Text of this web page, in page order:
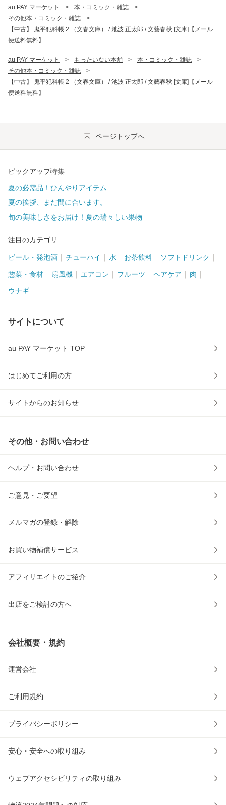
au PAY マーケット > 本・コミック・雑誌
>
その他本・コミック・雑誌
>
【中古】 鬼平犯科帳 2 （文春文庫） / 池波 正太郎 / 文藝春秋 [文庫]【メール
便送料無料】
au PAY マーケット > もったいない本舗 > 本・コミック・雑誌
>
その他本・コミック・雑誌
>
【中古】 鬼平犯科帳 2 （文春文庫） / 池波 正太郎 / 文藝春秋 [文庫]【メール
便送料無料】
ページトップへ
ピックアップ特集
夏の必需品！ひんやりアイテム
夏の挨拶、まだ間に合います。
旬の美味しさをお届け！夏の瑞々しい果物
注目のカテゴリ
ビール・発泡酒 チューハイ 水 お茶飲料 ソフトドリンク
惣菜・食材 扇風機 エアコン フルーツ ヘアケア 肉
ウナギ
サイトについて
au PAY マーケット TOP
はじめてご利用の方
サイトからのお知らせ
その他・お問い合わせ
ヘルプ・お問い合わせ
ご意見・ご要望
メルマガの登録・解除
お買い物補償サービス
アフィリエイトのご紹介
出店をご検討の方へ
会社概要・規約
運営会社
ご利用規約
プライバシーポリシー
安心・安全への取り組み
ウェブアクセシビリティの取り組み